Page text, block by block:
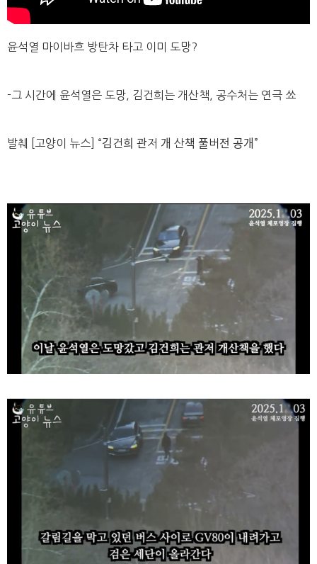
윤석열 마이바흐 방탄차 타고 이미 도망?
-그 시간에 윤석열은 도망, 김건희는 개산책, 공수처는 연극 쑈
발췌 [고양이 뉴스] “김건희 관저 개 산책 풀버전 공개”